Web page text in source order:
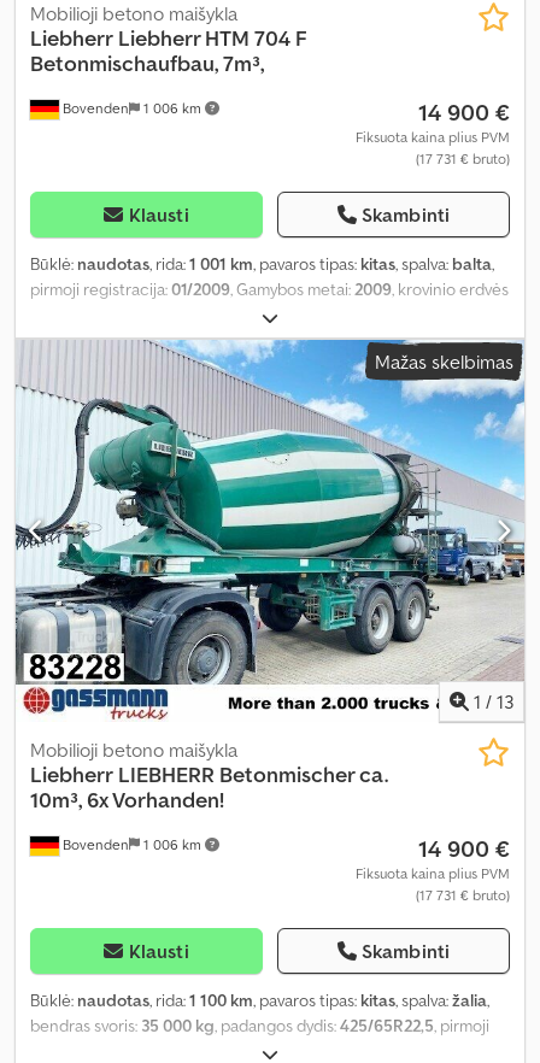
Bovenden 1 006 km
Mobilioji betono maišykla
Liebherr Liebherr HTM 704 F
Betonmischaufbau, 7m³,
14 900 €
Fiksuota kaina plius PVM
(17 731 € bruto)
Klausti Skambinti
Būklė: naudotas, rida:1 001 km, pavaros tipas: kitas, spalva: balta,
pirmoji registracija:01/2009, Gamybos metai:2009, krovinio erdvės
kitas,
Mažas skelbimas
1 / 13
Bovenden 1 006 km
Mobilioji betono maišykla
Liebherr LIEBHERR Betonmischer ca.
10m³, 6x Vorhanden!
14 900 €
Fiksuota kaina plius PVM
(17 731 € bruto)
Klausti Skambinti
Būklė: naudotas, rida:1 100 km, pavaros tipas: kitas, spalva:žalia,
bendras svoris: 35 000 kg, padangos dydis:425/65R22,5, pirmoji
oras